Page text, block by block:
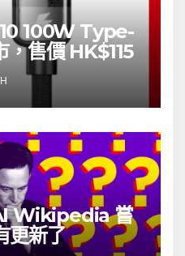
100W Type-
，售價 HK$115
Wikipedia 嘗
更新了